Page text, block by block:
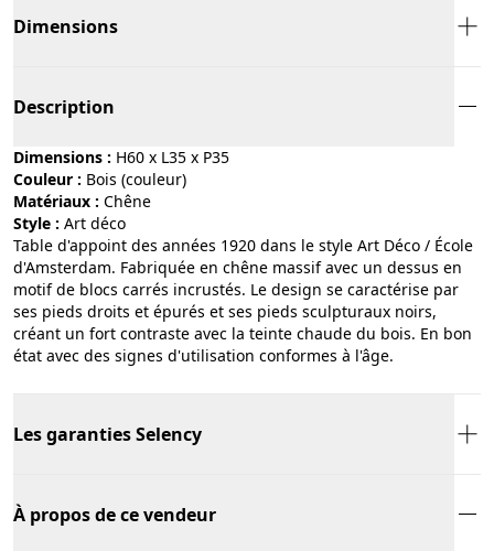
Dimensions
Description
Dimensions : H60 x L35 x P35
Couleur :
bois (couleur)
Matériaux :
chêne
Style :
art déco
Table d'appoint des années 1920 dans le style Art Déco / École
d'Amsterdam. Fabriquée en chêne massif avec un dessus en
motif de blocs carrés incrustés. Le design se caractérise par
ses pieds droits et épurés et ses pieds sculpturaux noirs,
créant un fort contraste avec la teinte chaude du bois. En bon
état avec des signes d'utilisation conformes à l'âge.
Les garanties Selency
À propos de ce vendeur